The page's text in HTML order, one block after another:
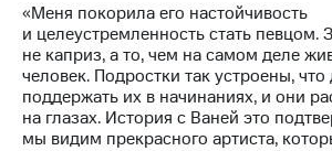
«Меня покорила его настойчивость
и целеустремленность стать певцом.
не каприз, а то, чем на самом деле
человек. Подростки так устроены, что
поддержать их в начинаниях, и они
на глазах. История с Ваней это
мы видим прекрасного артиста,